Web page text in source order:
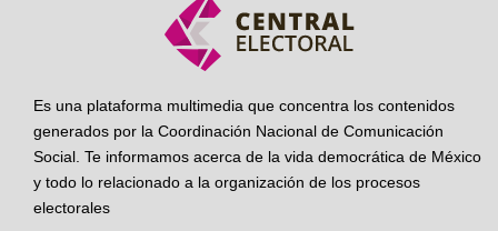
Es una plataforma multimedia que concentra los contenidos
generados por la Coordinación Nacional de Comunicación
Social. Te informamos acerca de la vida democrática de México
y todo lo relacionado a la organización de los procesos
electorales